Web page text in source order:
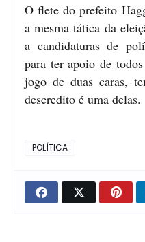
O flete do prefeito
a mesma tática da
a candidaturas de
para ter apoio de
jogo de duas caras,
descredito é uma delas.
POLÍTICA